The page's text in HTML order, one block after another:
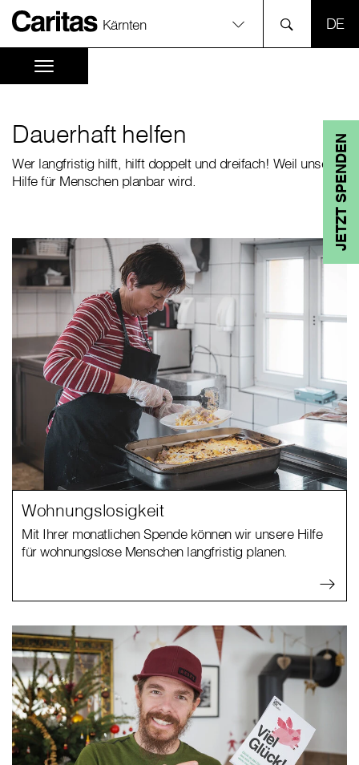
Kärnten
JETZT SPENDEN
Dauerhaft helfen
Wer langfristig hilft, hilft doppelt und dreifach! Weil unsere
Hilfe für Menschen planbar wird.
Wohnungslosigkeit
Mit Ihrer monatlichen Spende können wir unsere Hilfe
für wohnungslose Menschen langfristig planen.